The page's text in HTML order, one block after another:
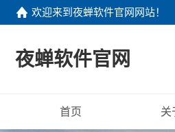
欢迎来到 夜蝉软件官网网站！
夜蝉软件官网
首页 关